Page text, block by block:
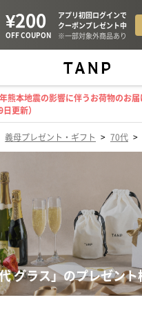
年熊本地震の影響に伴うお荷物のお
更新）
義母プレゼント・ギフト > 70代 >
グラス」のプレゼン